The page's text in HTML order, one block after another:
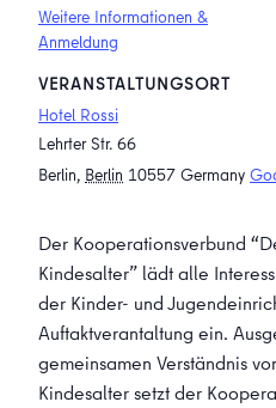
Weitere Informationen &
Anmeldung
VERANSTALTUNGSORT
Hotel Rossi
Lehrter Str. 66
Berlin, Berlin 10557 Germany
Der Kooperationsverbund
Kindesalter” lädt alle
der Kinder- und
Auftaktverantaltung ein.
gemeinsamen Verständnis
Kindesalter setzt der